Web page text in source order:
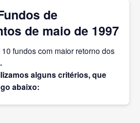
de
de maio de 1997
fundos com maior retorno dos
alguns critérios, que
abaixo: